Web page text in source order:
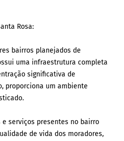
Rosa:
bairros planejados de
uma infraestrutura completa
significativa de
proporciona um ambiente
serviços presentes no bairro
de vida dos moradores,